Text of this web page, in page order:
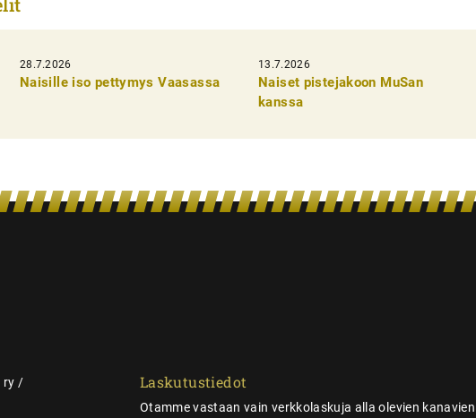
28.7.2026
Naisille iso pettymys Vaasassa
13.7.2026
Naiset pistejakoon MuSan
kanssa
ry /
Laskutustiedot
Otamme vastaan vain verkkolaskuja alla olevien kanavien